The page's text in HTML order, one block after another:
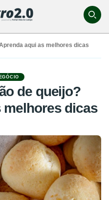
aqui as melhores dicas
de queijo?
melhores dicas